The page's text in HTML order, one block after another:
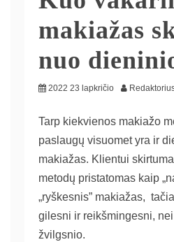
makiažas
nuo
2022 23 lapkričio
Tarp kiekvienos makiažo
paslaugų visuomet yra ir
makiažas. Klientui
metodų pristatomas kaip
„ryškesnis” makiažas,
gilesni ir reikšmingesni,
žvilgsnio.